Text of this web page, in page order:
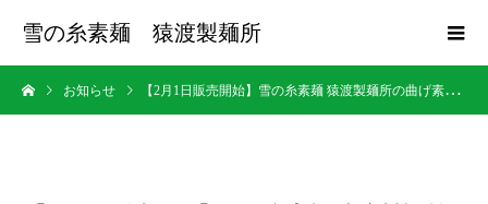
雪の糸素麺 猿渡製麺所
お知らせ 【2月1日販売開始】雪の糸素麺 猿渡製麺所の曲げ素麺（5束・10束入り）通販のご案内